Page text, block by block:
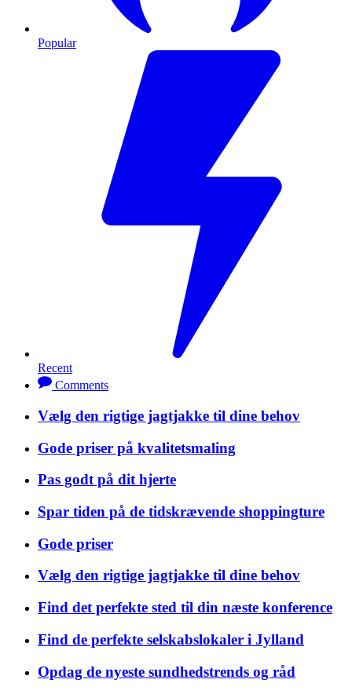
Popular
Recent
Comments
Vælg den rigtige jagtjakke til dine behov
Gode priser på kvalitetsmaling
Pas godt på dit hjerte
Spar tiden på de tidskrævende shoppingture
Gode priser
Vælg den rigtige jagtjakke til dine behov
Find det perfekte sted til din næste konference
Find de perfekte selskabslokaler i Jylland
Opdag de nyeste sundhedstrends og råd